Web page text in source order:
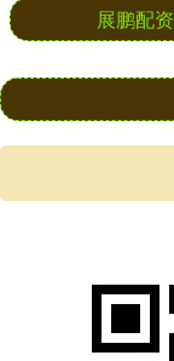
展鹏配资